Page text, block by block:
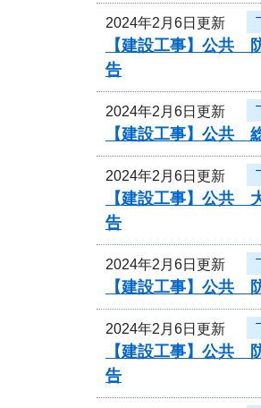
2024年2月6日更新
【建設工事】公共
告
2024年2月6日更新
【建設工事】公共
2024年2月6日更新
【建設工事】公共
告
2024年2月6日更新
【建設工事】公共
2024年2月6日更新
【建設工事】公共
告